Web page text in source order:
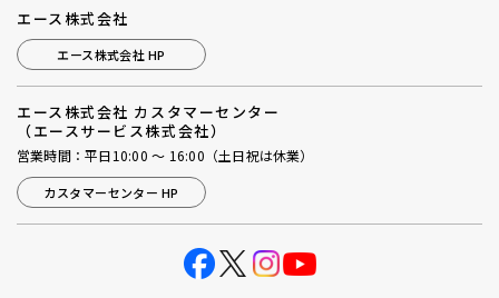
エース株式会社
エース株式会社 HP
エース株式会社 カスタマーセンター
（エースサービス株式会社）
営業時間：平日10:00 ～ 16:00（土日祝は休業）
カスタマーセンター HP